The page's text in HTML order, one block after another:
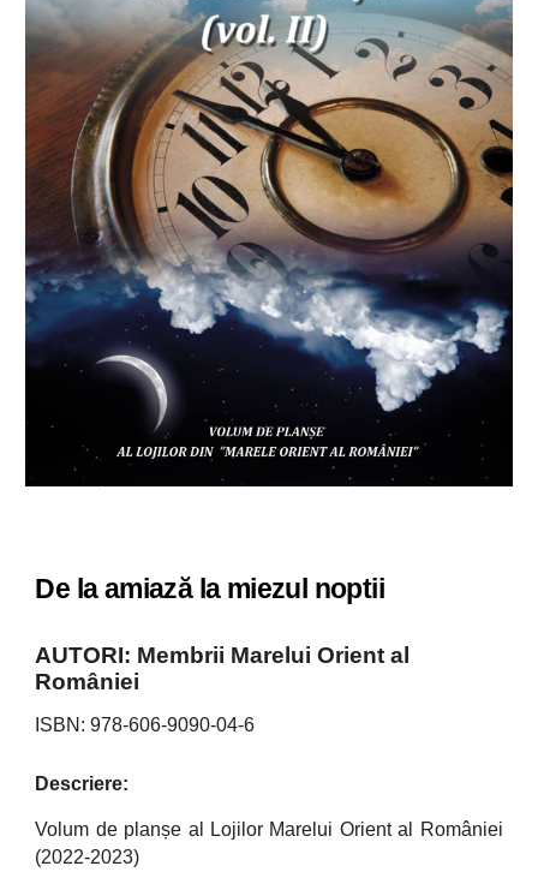
De la amiază la miezul noptii
AUTORI: Membrii Marelui Orient al
României
ISBN: 978-606-9090-04-6
Descriere:
Volum de planșe al Lojilor Marelui Orient al României
(2022-2023)